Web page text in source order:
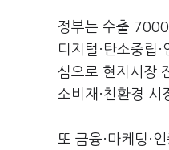
정부는 수출
디지털·탄소중립
심으로 현지시장
소비재·친환경 시
또 금융·마케팅·